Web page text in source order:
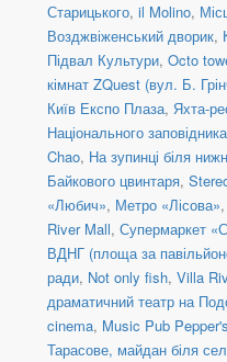
Старицького, il Molino,
Возджвіженський дворик,
Підвал Культури, Octo
кімнат ZQuest (вул. Б.
Київ Експо Плаза, Яхта-
Національного
Chao, На зупинці біля
Байкового цвинтаря,
«Любич», Метро «Лісова»,
River Mall, Супермаркет
ВДНГ (площа за
ради, Not only fish, Villa
драматичний театр на
cinema, Music Pub
Тарасове, майдан біля